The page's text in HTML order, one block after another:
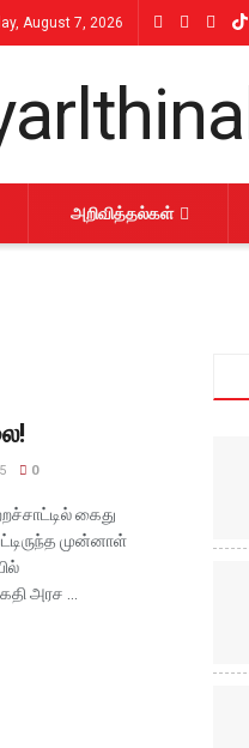
August 7, 2026
அறிவித்தல்கள்
0
கைது
முன்னாள்
அரச ...